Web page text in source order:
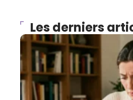
Les derniers